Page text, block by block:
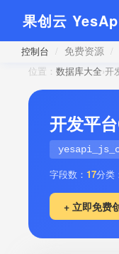
果创云
控制台 / 免费资源 /
位置： 数据库大全›开
开发平
字段数： 17分类
+ 立即免费